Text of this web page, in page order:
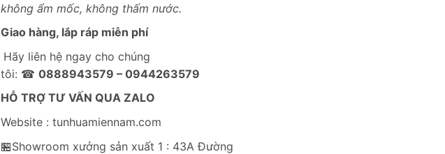
không ẩm mốc, không thấm nước.
Giao hàng, lắp ráp miễn phí
Hãy liên hệ ngay cho chúng
tôi: ☎ 0888943579 – 0944263579
HỖ TRỢ TƯ VẤN QUA ZALO
Website : tunhuamiennam.com
🏪Showroom xưởng sản xuất 1 : 43A Đường